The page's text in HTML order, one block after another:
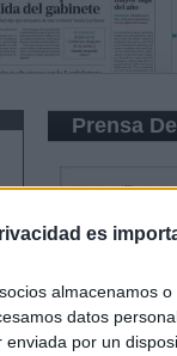
es
almacenamos
datos
por un
Prensa